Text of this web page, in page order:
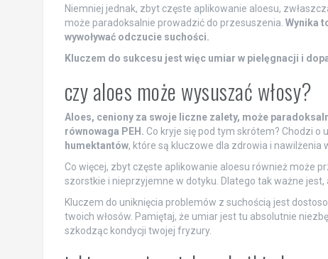
Niemniej jednak, zbyt częste aplikowanie aloesu,
może paradoksalnie prowadzić do przesuszenia. Wynika
wywoływać odczucie suchości.
Kluczem do sukcesu jest więc umiar w pielęgnacji i
czy aloes może wysuszać włosy?
Aloes, ceniony za swoje liczne zalety, może
równowaga PEH. Co kryje się pod tym skrótem? Chodzi o
humektantów, które są kluczowe dla zdrowia i nawilżenia
Co więcej, zbyt częste aplikowanie aloesu również może
szorstkie i nieprzyjemne w dotyku. Dlatego tak ważne jest,
Kluczem do uniknięcia problemów z suchością jest
twoich włosów. Pamiętaj, że umiar jest tu absolutnie
szkodząc kondycji twojej fryzury.